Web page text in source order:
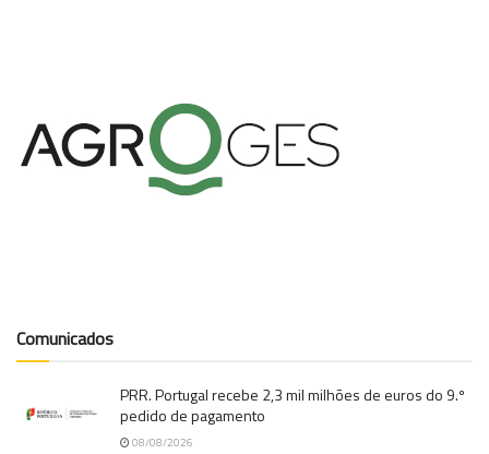
Comunicados
PRR. Portugal recebe 2,3 mil milhões de euros do 9.º
pedido de pagamento
08/08/2026